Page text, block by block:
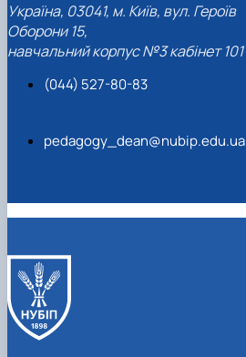
Україна, 03041, м. Київ, вул. Героїв
Оборони 15,
навчальний корпус №3 кабінет 101
(044) 527-80-83
pedagogy_dean@nubip.edu.ua